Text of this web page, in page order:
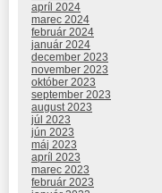
apríl 2024
marec 2024
február 2024
január 2024
december 2023
november 2023
október 2023
september 2023
august 2023
júl 2023
jún 2023
máj 2023
apríl 2023
marec 2023
február 2023